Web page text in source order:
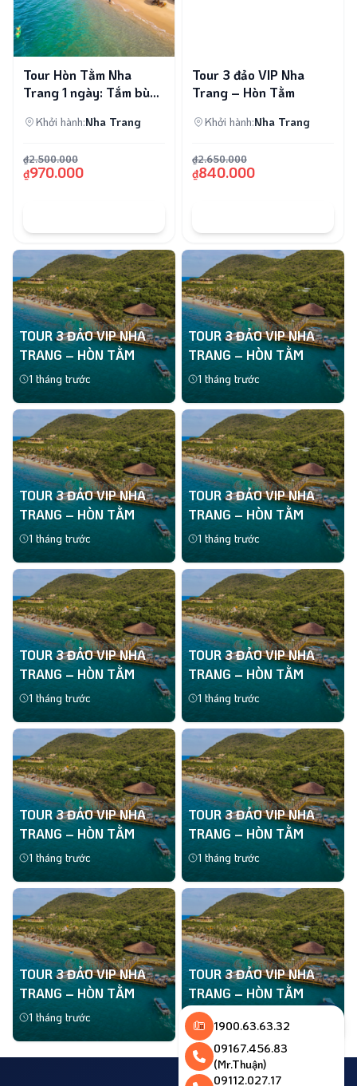
1900.63.63.32
09167.456.83
(Mr.Thuận)
09112.027.17
Tour Hòn Tằm Nha
Trang 1 ngày: Tắm bùn,
Khởi hành:Nha Trang
₫2.500.000
₫970.000
Tour 3 đảo VIP Nha
Trang – Hòn Tằm
Khởi hành:Nha Trang
₫2.650.000
₫840.000
TOUR 3 ĐẢO VIP NHA
TRANG – HÒN TẰM
1 tháng trước
Xem thêm
TOUR 3 ĐẢO VIP NHA
TRANG – HÒN TẰM
1 tháng trước
Xem thêm
TOUR 3 ĐẢO VIP NHA
TRANG – HÒN TẰM
1 tháng trước
Xem thêm
TOUR 3 ĐẢO VIP NHA
TRANG – HÒN TẰM
1 tháng trước
Xem thêm
TOUR 3 ĐẢO VIP NHA
TRANG – HÒN TẰM
1 tháng trước
Xem thêm
TOUR 3 ĐẢO VIP NHA
TRANG – HÒN TẰM
1 tháng trước
Xem thêm
TOUR 3 ĐẢO VIP NHA
TRANG – HÒN TẰM
1 tháng trước
Xem thêm
TOUR 3 ĐẢO VIP NHA
TRANG – HÒN TẰM
1 tháng trước
Xem thêm
TOUR 3 ĐẢO VIP NHA
TRANG – HÒN TẰM
1 tháng trước
Xem thêm
TOUR 3 ĐẢO VIP NHA
TRANG – HÒN TẰM
1 tháng trước
Xem thêm